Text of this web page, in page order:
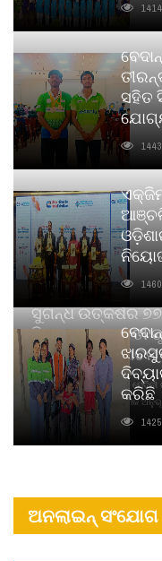
ସୁଗନ୍ଧ ଉତ୍କର୍ଷର
ପିୟୋର୍‌ ଅଗରବତୀ
ନବସୃଜନ ଉନ୍ମୋଚନ
ବାଉଁଶ ବିହୀନ କଠିନ ଧୂପ ଏବଂ
ଦୀର୍ଘସ୍ଥାୟିତା ଏବଂ ଆଧ୍ୟାତ୍ମିକ
ସହିତ
କରିଛି
ଅନଲାଇନ୍ ସଂଯୋଗ